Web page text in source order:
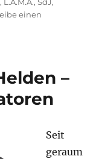
, L.A.M.A.,SdJ,
einen
–
Seit
geraum